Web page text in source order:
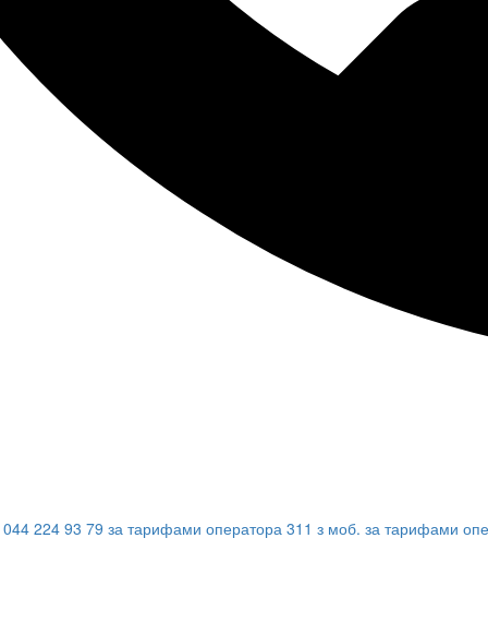
044 224 93 79 за тарифами оператора 311 з моб. за тарифами